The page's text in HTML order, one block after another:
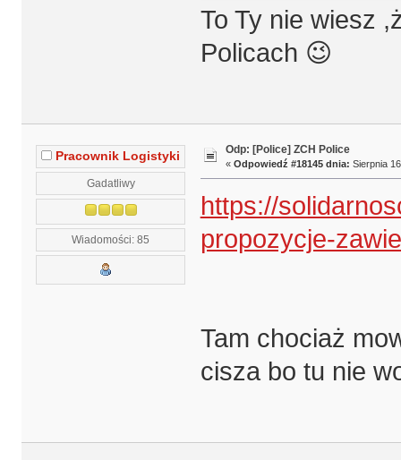
To Ty nie wiesz
Policach 😉
Pracownik Logistyki
Gadatliwy
Wiadomości: 85
Odp: [Police] ZCH Police
« Odpowiedź #18145 dnia: Sierpnia
https://
propozycje-
Tam chociaż
cisza bo tu nie